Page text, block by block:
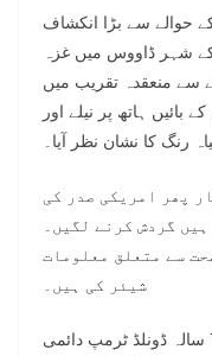
حوالے سے بڑا انکشاف
کے شہر ڈاووس میں غزہ
سے منعقدہ تقریب میں
ہاتھ پر نیلے اور
رنگ کا نشان نظر آیا۔
پھر امریکی صدر کی
گردش کرنے لگیں۔
سے متعلق معلومات
شیئر کی ہیں۔
واشنگٹن سے جاری اعلامیہ کے مطابق 79 سالہ ڈونلڈ ٹرمپ دائمی